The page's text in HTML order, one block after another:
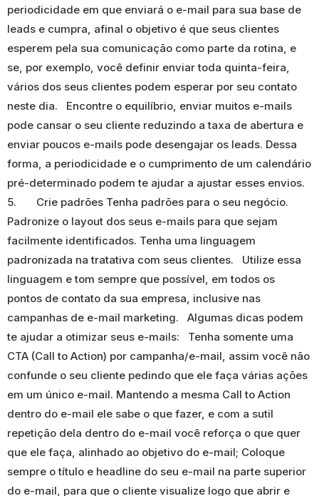
periodicidade em que enviará o e-mail para sua base de
leads e cumpra, afinal o objetivo é que seus clientes
esperem pela sua comunicação como parte da rotina, e
se, por exemplo, você definir enviar toda quinta-feira,
vários dos seus clientes podem esperar por seu contato
neste dia. Encontre o equilíbrio, enviar muitos e-mails
pode cansar o seu cliente reduzindo a taxa de abertura e
enviar poucos e-mails pode desengajar os leads. Dessa
forma, a periodicidade e o cumprimento de um calendário
pré-determinado podem te ajudar a ajustar esses envios.
5. Crie padrões Tenha padrões para o seu negócio.
Padronize o layout dos seus e-mails para que sejam
facilmente identificados. Tenha uma linguagem
padronizada na tratativa com seus clientes. Utilize essa
linguagem e tom sempre que possível, em todos os
pontos de contato da sua empresa, inclusive nas
campanhas de e-mail marketing. Algumas dicas podem
te ajudar a otimizar seus e-mails: Tenha somente uma
CTA (Call to Action) por campanha/e-mail, assim você não
confunde o seu cliente pedindo que ele faça várias ações
em um único e-mail. Mantendo a mesma Call to Action
dentro do e-mail ele sabe o que fazer, e com a sutil
repetição dela dentro do e-mail você reforça o que quer
que ele faça, alinhado ao objetivo do e-mail; Coloque
sempre o título e headline do seu e-mail na parte superior
do e-mail, para que o cliente visualize logo que abrir e